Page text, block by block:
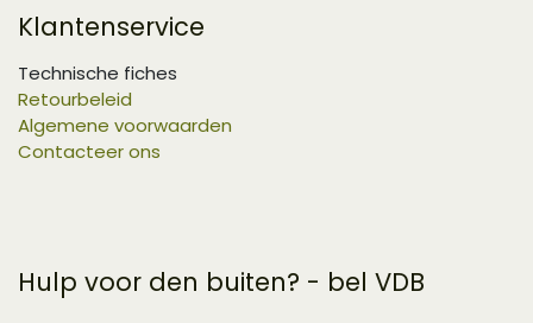
Klantenservice
Technische fiches
Retourbeleid
Algemene voorwaarden
Contacteer ons
Hulp voor den buiten? - bel VDB